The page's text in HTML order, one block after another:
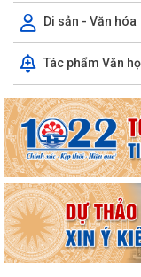
Di sản - Văn hóa
Tác phẩm Văn
KHAI MẠC GIẢI BÓNG
Xã Trường Tân triển
sức khỏe điện tử trên
Kỷ niệm 96 năm
(01/8/1930 - 01/8/
PHÁT HUY VAI TRÒ
THƯỢNG TÔN PHÁP